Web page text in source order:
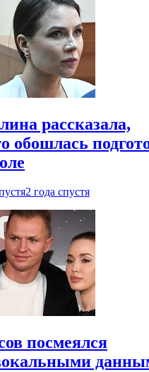
рассказала,
обошлась
2 года спустя
посмеялся